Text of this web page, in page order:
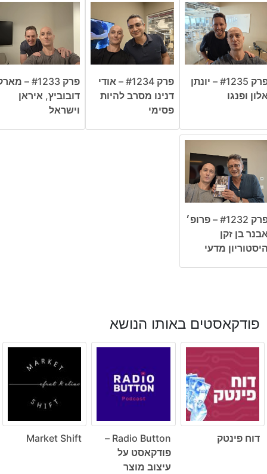
פרק #1235 – יונתן
ופנגו
פרק #1234 – אודי
דנינו מסרב להיות
פסימי
פרק #1233 –
דובוביץ, איראן
וישראל
פרק #1232 – פרופ׳
בן זקן
מדעי
פודקאסטים באותו הנושא
דוח פינטק
Radio Button –
פודקאסט על
עיצוב מוצר
Market Shift